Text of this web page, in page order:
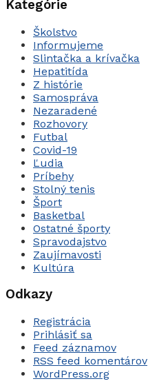
Kategórie
Školstvo
Informujeme
Slintačka a krívačka
Hepatitída
Z histórie
Samospráva
Nezaradené
Rozhovory
Futbal
Covid-19
Ľudia
Príbehy
Stolný tenis
Šport
Basketbal
Ostatné športy
Spravodajstvo
Zaujímavosti
Kultúra
Odkazy
Registrácia
Prihlásiť sa
Feed záznamov
RSS feed komentárov
WordPress.org